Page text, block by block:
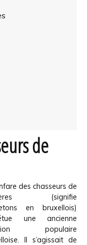
de
des chasseurs de
(signifie
en bruxellois)
une ancienne
populaire
Il s’agissait de